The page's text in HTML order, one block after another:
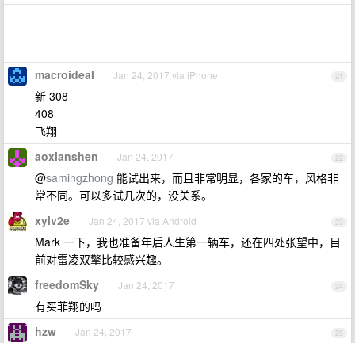
21
macroideal Jan 24, 2017 via iPhone
新 308
408
飞翔
22
aoxianshen Jan 24, 2017
@samingzhong 能试出来，而且非常明显，各家的车，风格非
常不同。可以多试几次的，没关系。
23
xylv2e Jan 24, 2017 via Android
Mark 一下，我也准备年后人生第一辆车，还在四处张望中，目
前对雷凌双擎比较感兴趣。
24
freedomSky Jan 24, 2017
有买菲翔的吗
25
hzw Jan 24, 2017